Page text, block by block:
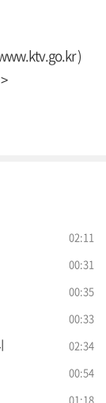
)
02:11
00:31
00:35
00:33
02:34
00:54
01:18